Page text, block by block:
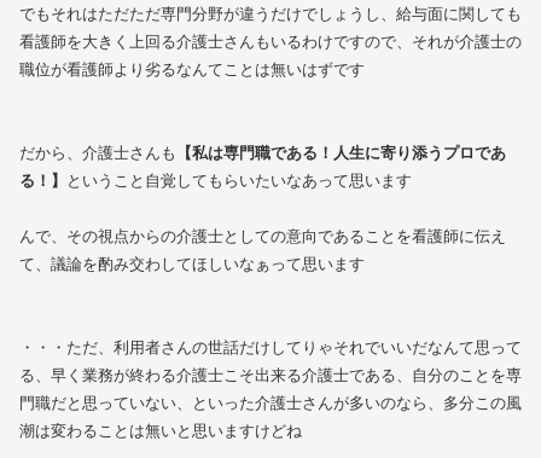
でもそれはただただ専門分野が違うだけでしょうし、給与面に関しても
看護師を大きく上回る介護士さんもいるわけですので、それが介護士の
職位が看護師より劣るなんてことは無いはずです
だから、介護士さんも 【私は専門職である！人生に寄り添うプロであ
る！】 ということ自覚してもらいたいなあって思います
んで、その視点からの介護士としての意向であることを看護師に伝え
て、議論を酌み交わしてほしいなぁって思います
・・・ただ、利用者さんの世話だけしてりゃそれでいいだなんて思って
る、早く業務が終わる介護士こそ出来る介護士である、自分のことを専
門職だと思っていない、といった介護士さんが多いのなら、多分この風
潮は変わることは無いと思いますけどね